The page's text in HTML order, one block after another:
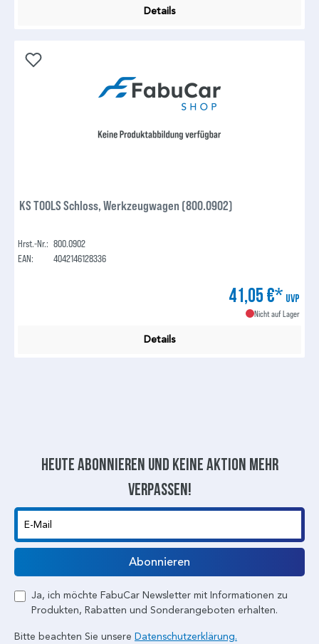
Details
KS TOOLS Schloss, Werkzeugwagen (800.0902)
Hrst.-Nr.: 800.0902
EAN:
4042146128336
41,05 €* UVP
Nicht auf Lager
Details
Heute abonnieren und keine aktion mehr
verpassen!
E-Mail
Abonnieren
Ja, ich möchte FabuCar Newsletter mit Informationen zu
Produkten, Rabatten und Sonderangeboten erhalten.
Bitte beachten Sie unsere Datenschutzerklärung.